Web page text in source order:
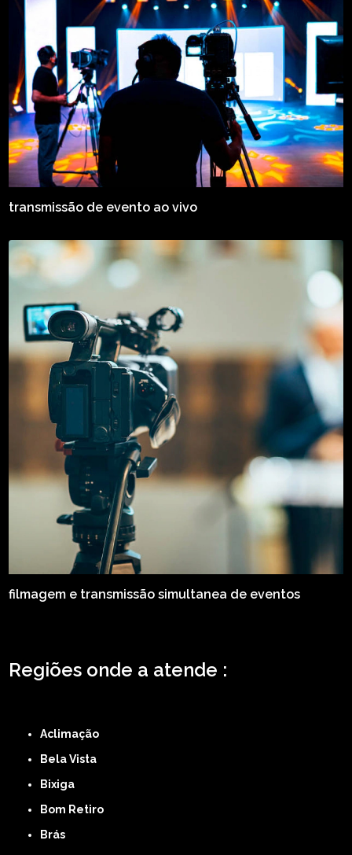
transmissão de evento ao vivo
filmagem e transmissão simultanea de eventos
Regiões onde a atende :
Aclimação
Bela Vista
Bixiga
Bom Retiro
Brás